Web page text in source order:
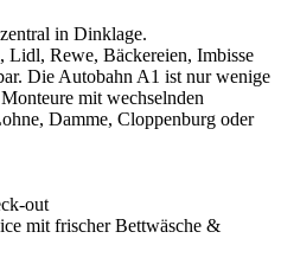
in Dinklage.
Rewe, Bäckereien, Imbisse
Die Autobahn A1 ist nur wenige
mit wechselnden
Damme, Cloppenburg oder
out
mit frischer Bettwäsche &